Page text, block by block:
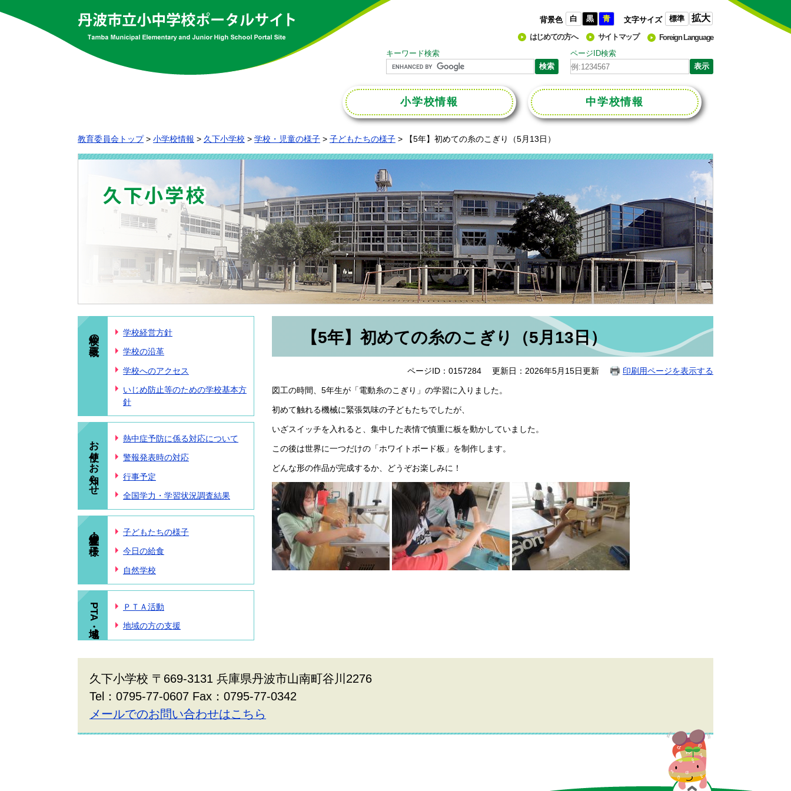
背景色 白 黒 青 文字サイズ 標準 拡大
はじめての方へ サイトマップ
Foreign Language
キーワード検索
ページID検索
小学校情報 中学校情報
教育委員会トップ > 小学校情報 > 久下小学校 > 学校・児童の様子 > 子どもたちの様子 > 【5年】初めての糸のこぎり（5月13日）
学校の概要 学校経営方針
学校の沿革
学校へのアクセス
いじめ防止等のための学校基本方
針
お便り・お知らせ 熱中症予防に係る対応について
警報発表時の対応
行事予定
全国学力・学習状況調査結果
学校・児童の様子 子どもたちの様子
今日の給食
自然学校
PTA・地域 ＰＴＡ活動
地域の方の支援
【5年】初めての糸のこぎり（5月13日）
ページID：0157284 更新日：2026年5月15日更新 印刷用ページを表示する
図工の時間、5年生が「電動糸のこぎり」の学習に入りました。
初めて触れる機械に緊張気味の子どもたちでしたが、
いざスイッチを入れると、集中した表情で慎重に板を動かしていました。
この後は世界に一つだけの「ホワイトボード板」を制作します。
どんな形の作品が完成するか、どうぞお楽しみに！
久下小学校 〒669-3131 兵庫県丹波市山南町谷川2276
Tel：0795-77-0607 Fax：0795-77-0342
メールでのお問い合わせはこちら